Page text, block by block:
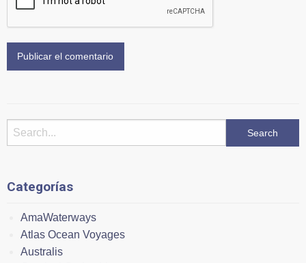
Categorías
AmaWaterways
Atlas Ocean Voyages
Australis